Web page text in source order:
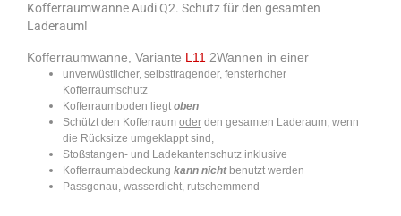
Kofferraumwanne Audi Q2. Schutz für den gesamten
Laderaum!
Kofferraumwanne, Variante L11 2Wannen in einer
unverwüstlicher, selbsttragender, fensterhoher
Kofferraumschutz
Kofferraumboden liegt oben
Schützt den Kofferraum oder den gesamten Laderaum, wenn
die Rücksitze umgeklappt sind,
Stoßstangen- und Ladekantenschutz inklusive
Kofferraumabdeckung kann nicht benutzt werden
Passgenau, wasserdicht, rutschemmend